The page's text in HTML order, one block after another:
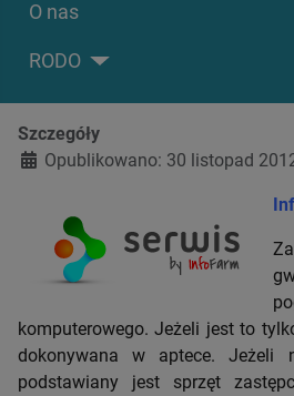
O nas
RODO
Szczegóły
Opublikowano: 30 listopad
komputerowego. Jeżeli jest to
dokonywana w aptece. Jeżeli
podstawiany jest sprzęt